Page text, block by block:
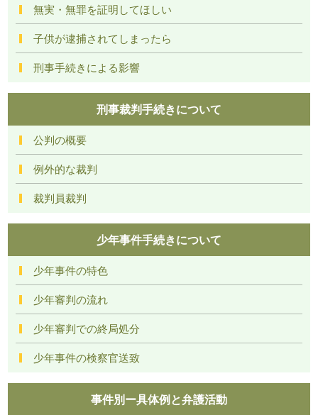
無実・無罪を証明してほしい
子供が逮捕されてしまったら
刑事手続きによる影響
刑事裁判手続きについて
公判の概要
例外的な裁判
裁判員裁判
少年事件手続きについて
少年事件の特色
少年審判の流れ
少年審判での終局処分
少年事件の検察官送致
事件別ー具体例と弁護活動